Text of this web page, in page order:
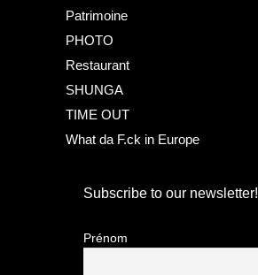
Patrimoine
PHOTO
Restaurant
SHUNGA
TIME OUT
What da F.ck in Europe
Subscribe to our newsletter!
Prénom